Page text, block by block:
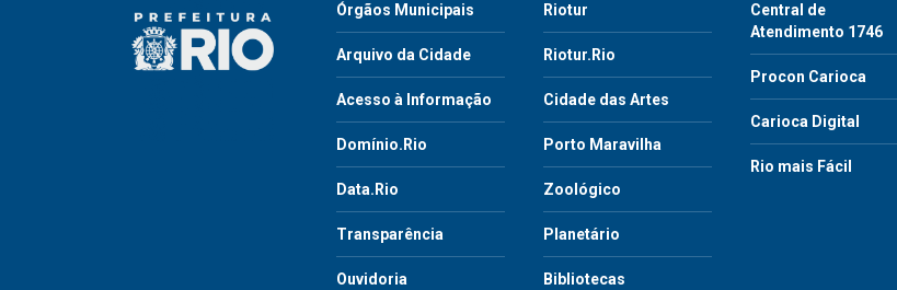
Órgãos Municipais
Arquivo da Cidade
Acesso à Informação
Domínio.Rio
Data.Rio
Transparência
Ouvidoria
Riotur
Riotur.Rio
Cidade das Artes
Porto Maravilha
Zoológico
Planetário
Bibliotecas
Central de
Atendimento 1746
Procon Carioca
Carioca Digital
Rio mais Fácil